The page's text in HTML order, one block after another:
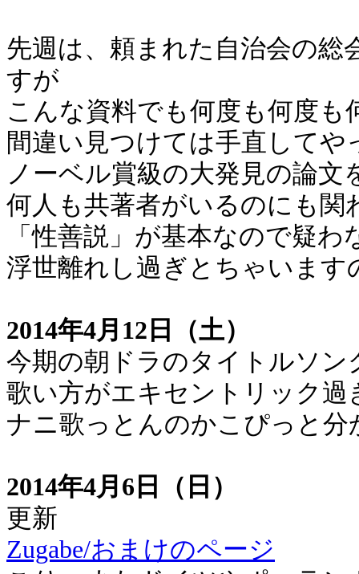
先週は、頼まれた自治会の総
すが
こんな資料でも何度も何度も
間違い見つけては手直してや
ノーベル賞級の大発見の論文
何人も共著者がいるのにも関
「性善説」が基本なので疑わ
浮世離れし過ぎとちゃいます
2014年4月12日（土）
今期の朝ドラのタイトルソン
歌い方がエキセントリック過
ナニ歌っとんのかこぴっと分
2014年4月6日（日）
更新
Zugabe/おまけのページ